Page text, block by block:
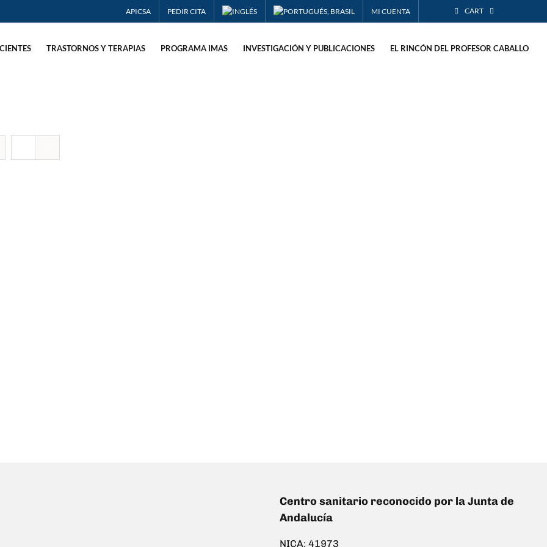
APICSA PEDIR CITA MI CUENTA CART
TRASTORNOS Y TERAPIAS PROGRAMA IMAS INVESTIGACIÓN Y PUBLICACIONES EL RINCÓN DEL PROFESOR CABALLO
Centro sanitario reconocido por la Junta de
Andalucía
NICA: 41973